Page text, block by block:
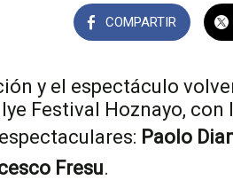
COMPARTIR
y el espectáculo
Festival Hoznayo,
Paolo
Fresu.